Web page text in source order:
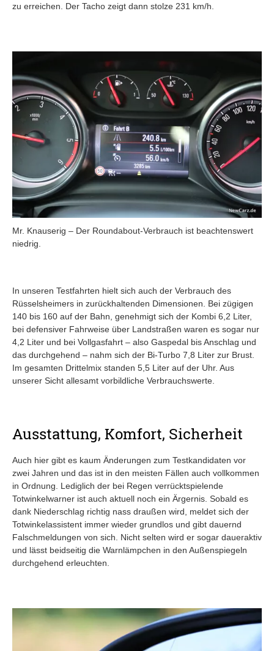
zu erreichen. Der Tacho zeigt dann stolze 231 km/h.
Mr. Knauserig – Der Roundabout-Verbrauch ist beachtenswert
niedrig.
In unseren Testfahrten hielt sich auch der Verbrauch des
Rüsselsheimers in zurückhaltenden Dimensionen. Bei zügigen
140 bis 160 auf der Bahn, genehmigt sich der Kombi 6,2 Liter,
bei defensiver Fahrweise über Landstraßen waren es sogar nur
4,2 Liter und bei Vollgasfahrt – also Gaspedal bis Anschlag und
das durchgehend – nahm sich der Bi-Turbo 7,8 Liter zur Brust.
Im gesamten Drittelmix standen 5,5 Liter auf der Uhr. Aus
unserer Sicht allesamt vorbildliche Verbrauchswerte.
Ausstattung, Komfort, Sicherheit
Auch hier gibt es kaum Änderungen zum Testkandidaten vor
zwei Jahren und das ist in den meisten Fällen auch vollkommen
in Ordnung. Lediglich der bei Regen verrücktspielende
Totwinkelwarner ist auch aktuell noch ein Ärgernis. Sobald es
dank Niederschlag richtig nass draußen wird, meldet sich der
Totwinkelassistent immer wieder grundlos und gibt dauernd
Falschmeldungen von sich. Nicht selten wird er sogar daueraktiv
und lässt beidseitig die Warnlämpchen in den Außenspiegeln
durchgehend erleuchten.